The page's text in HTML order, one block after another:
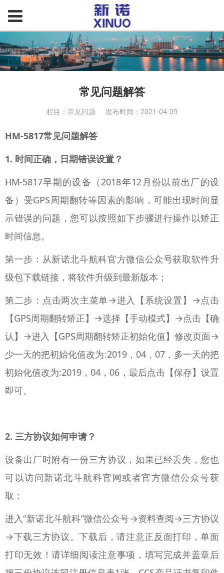
常见问题解答
栏目：常见问题 发布时间：2021-04-09
HM-5817常见问题解答
1. 时间正确，日期错误设置？
HM-5817早期的设备（2018年12月份以前出厂的设
备）受GPS周期翻转等因素的影响，可能出现时间显
示错误的问题，您可以按照如下步骤进行操作以矫正
时间信息。
第一步：从新诺北斗航科官方微信公众号获取软件升
级包下载链接，将软件升级到最新版本；
第二步：点击两次主菜单→进入【系统设置】→点击
【GPS周期翻转矫正】→选择【手动模式】→点击【确
认】→进入【GPS周期翻转矫正初始化值】修改页面→
少一天的把初始化值改为:2019，04，07，多一天的把
初始化值改为:2019，04，06，最后点击【保存】设置
即可。
2. 三方协议如何申请？
设备出厂时附有一份三方协议，如果已经丢失，您也
可以访问新诺北斗航科官网或者官方微信公众号获
取：
进入“新诺北斗航科”微信公众号→资料查阅→三方协议
→下载三方协议。下载后，请注意正反面打印，单面
打印无效！请详细阅读注意事项，填写完成并盖章后